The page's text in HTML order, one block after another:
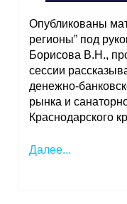
О совете
Регулярные
Опубликованы
регионы” под
Борисова В.Н.,
сессии
денежно-
рынка и
Краснодарского
Далее...